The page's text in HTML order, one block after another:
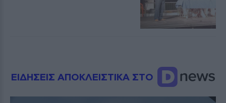
ΕΙΔΗΣΕΙΣ ΑΠΟΚΛΕΙΣΤΙΚΑ ΣΤΟ